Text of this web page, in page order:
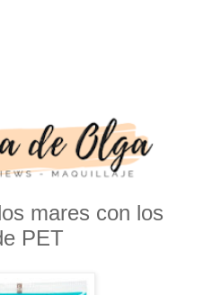
mares con los
PET